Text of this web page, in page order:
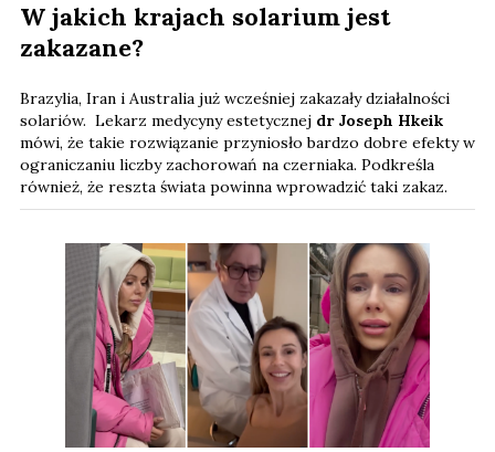
W jakich krajach solarium jest
zakazane?
Brazylia, Iran i Australia już wcześniej zakazały działalności
solariów. Lekarz medycyny estetycznej dr Joseph Hkeik
mówi, że takie rozwiązanie przyniosło bardzo dobre efekty w
ograniczaniu liczby zachorowań na czerniaka. Podkreśla
również, że reszta świata powinna wprowadzić taki zakaz.